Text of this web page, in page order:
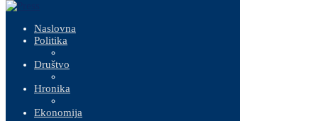
Naslovna
Politika
Društvo
Hronika
Ekonomija